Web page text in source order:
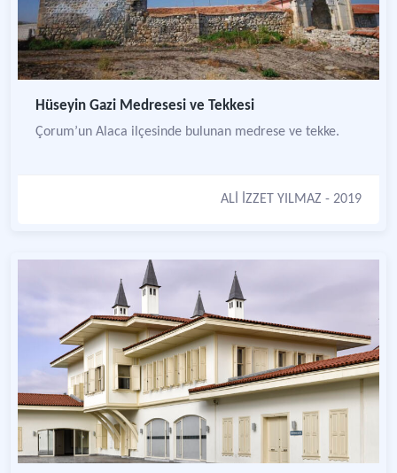
Hüseyin Gazi Medresesi ve Tekkesi
Çorum’un Alaca ilçesinde bulunan medrese ve tekke.
ALİ İZZET YILMAZ - 2019